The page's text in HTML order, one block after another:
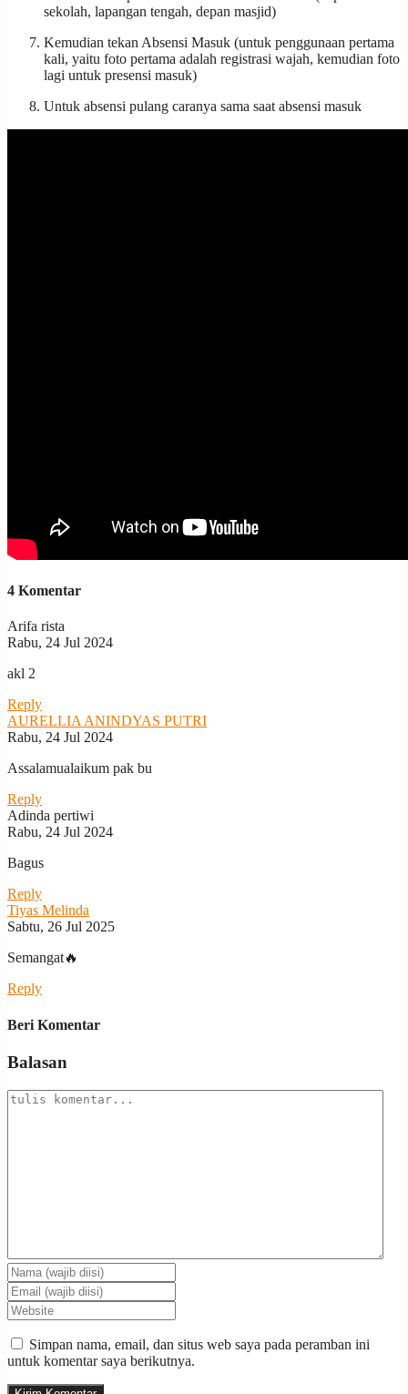
sekolah, lapangan tengah, depan masjid)
Kemudian tekan Absensi Masuk (untuk penggunaan pertama
kali, yaitu foto pertama adalah registrasi wajah, kemudian foto
lagi untuk presensi masuk)
Untuk absensi pulang caranya sama saat absensi masuk
4 Komentar
Arifa rista
Rabu, 24 Jul 2024
akl 2
Reply
AURELLIA ANINDYAS PUTRI
Rabu, 24 Jul 2024
Assalamualaikum pak bu
Reply
Adinda pertiwi
Rabu, 24 Jul 2024
Bagus
Reply
Tiyas Melinda
Sabtu, 26 Jul 2025
Semangat🔥
Reply
Beri Komentar
Balasan
Simpan nama, email, dan situs web saya pada peramban ini
untuk komentar saya berikutnya.